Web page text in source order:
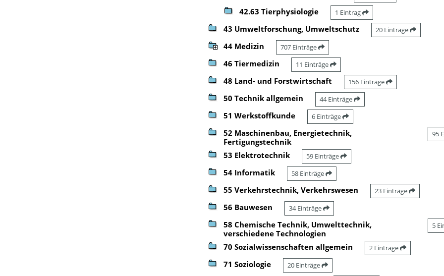
42.63 Tierphysiologie 1 Eintrag
43 Umweltforschung, Umweltschutz 20 Einträge
44 Medizin 707 Einträge
46 Tiermedizin 11 Einträge
48 Land- und Forstwirtschaft 156 Einträge
50 Technik allgemein 44 Einträge
51 Werkstoffkunde 6 Einträge
52 Maschinenbau, Energietechnik,
Fertigungstechnik
95
53 Elektrotechnik 59 Einträge
54 Informatik 58 Einträge
55 Verkehrstechnik, Verkehrswesen 23 Einträge
56 Bauwesen 34 Einträge
58 Chemische Technik, Umwelttechnik,
verschiedene Technologien
5
70 Sozialwissenschaften allgemein 2 Einträge
71 Soziologie 20 Einträge